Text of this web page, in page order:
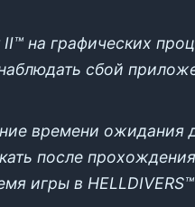
на графических
сбой
времени ожидания
после
игры в